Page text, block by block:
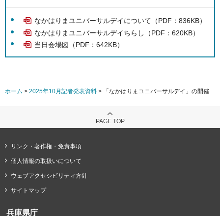
なかはりまユニバーサルデイについて（PDF：836KB）
なかはりまユニバーサルデイちらし（PDF：620KB）
当日会場図（PDF：642KB）
ホーム > 2025年10月記者発表資料 > 「なかはりまユニバーサルデイ」の開催
PAGE TOP
リンク・著作権・免責事項
個人情報の取扱いについて
ウェブアクセシビリティ方針
サイトマップ
兵庫県庁